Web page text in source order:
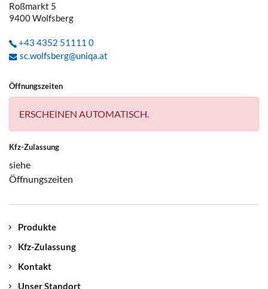
Roßmarkt 5
9400Wolfsberg
+43 4352 51111 0
sc.wolfsberg@uniqa.at
Öffnungszeiten
ERSCHEINEN AUTOMATISCH.
Kfz-Zulassung
siehe
Öffnungszeiten
Produkte
Kfz-Zulassung
Kontakt
Unser Standort